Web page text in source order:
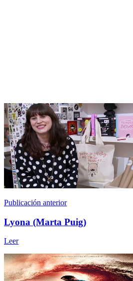
Publicación anterior
Lyona (Marta Puig)
Leer